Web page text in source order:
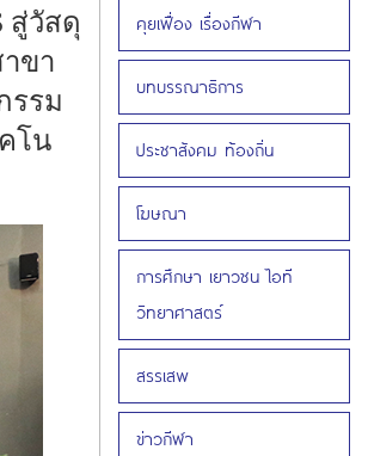
สู่วัสดุ
ขา
รรม
โน
คุยเฟื่อง เรื่องกีฬา
บทบรรณาธิการ
ประชาสังคม ท้องถิ่น
โฆษณา
การศึกษา เยาวชน ไอที
วิทยาศาสตร์
สรรเสพ
ข่าวกีฬา